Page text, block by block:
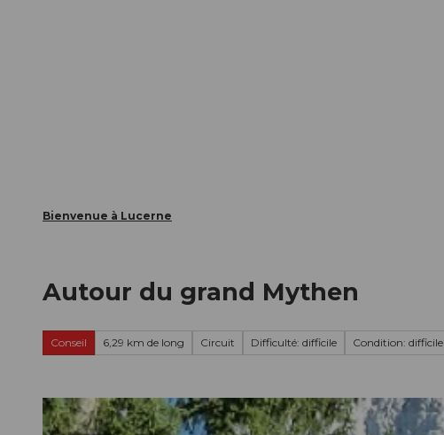
Bienvenue à Lucerne
Autour du grand Mythen
Conseil 6,29 km de long Circuit Difficulté: difficile Condition: difficile